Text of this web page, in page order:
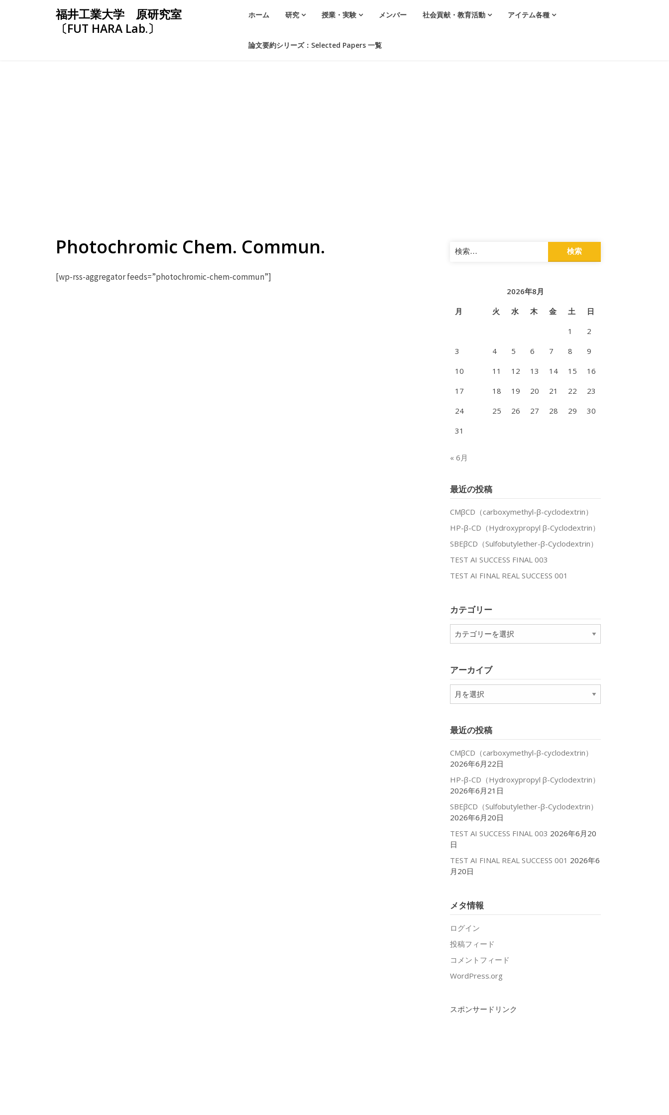
福井工業大学 原研究室
〔FUT HARA Lab.〕
ホーム 研究 授業・実験 メンバー 社会貢献・教育活動 アイテム各種
論文要約シリーズ：Selected Papers 一覧
Photochromic Chem. Commun.
[wp-rss-aggregator feeds=”photochromic-chem-commun”]
検
索:
2026年8月
月
火 水 木 金 土
日
1
2
3
4 5 6 7 8
9
10
11 12 13 14 15
16
17
18 19 20 21 22
23
24
25 26 27 28 29
30
31
« 6月
最近の投稿
CMβCD（carboxymethyl-β-cyclodextrin）
HP-β-CD（Hydroxypropyl β-Cyclodextrin）
SBEβCD（Sulfobutylether-β-Cyclodextrin）
TEST AI SUCCESS FINAL 003
TEST AI FINAL REAL SUCCESS 001
カテゴリー
テ
ー
アーカイブ
ア
ー
ブ
最近の投稿
CMβCD（carboxymethyl-β-cyclodextrin）
2026年6月22日
HP-β-CD（Hydroxypropyl β-Cyclodextrin）
2026年6月21日
SBEβCD（Sulfobutylether-β-Cyclodextrin）
2026年6月20日
TEST AI SUCCESS FINAL 003 2026年6月20
日
TEST AI FINAL REAL SUCCESS 001 2026年6
月20日
メタ情報
ログイン
投稿フィード
コメントフィード
WordPress.org
スポンサードリンク